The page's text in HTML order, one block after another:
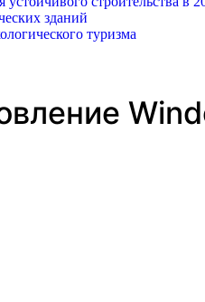
зданий
туризма